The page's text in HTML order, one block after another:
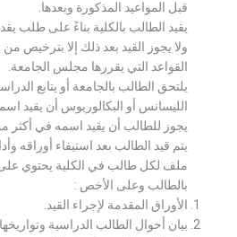
قبل المواعيد المذكورة وبعدها.
يقيد الطالب بالكلية بناءً على طلب
ولا يجوز القيد بعد ذلك إلا بترخيص
القواعد التي يقررها مجلس الجامعة.
يلتحق الطالب بالجامعة أو يتابع
الليسانس أو البكالوريوس أن يقيد
يجوز للطالب أن يقيد اسمه في أكثر
يتم قيد الطالب بعد استيفاء أوراقه
ملف لكل طالب في الكلية يحتوي على
بالطالب وعلى الأخص :
الأوراق المقدمة لإجراء القيد.
بيان أحوال الطالب الدراسية وتواريخها